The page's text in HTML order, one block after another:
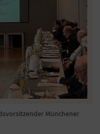
Münchener